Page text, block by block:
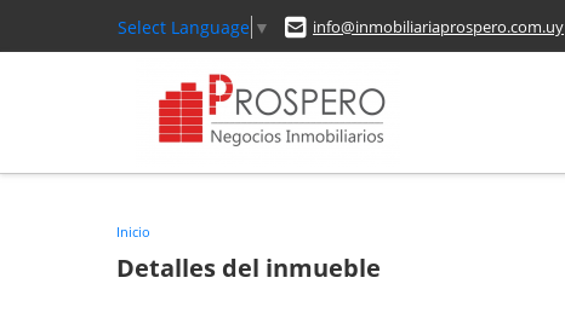
Select Language ▼ info@inmobiliariaprospero.com.uy
Inicio
Detalles del inmueble